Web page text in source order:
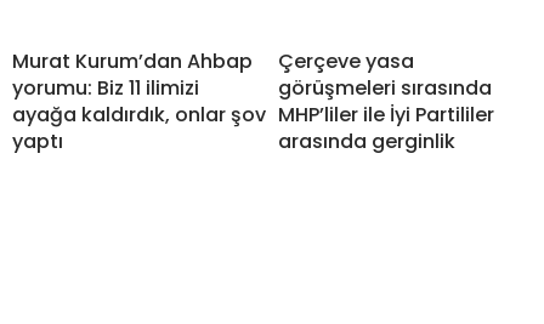
Murat Kurum’dan Ahbap
yorumu: Biz 11 ilimizi
ayağa kaldırdık, onlar şov
yaptı
Çerçeve yasa
görüşmeleri sırasında
MHP’liler ile İyi Partililer
arasında gerginlik